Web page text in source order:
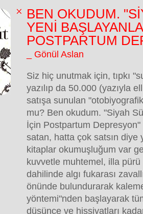
BEN OKUDUM.
YENİ
POSTPARTUM
_ Gönül Aslan
Siz hiç unutmak için, tıpkı
yazılıp da 50.000 (yazıyla
satışa sunulan
mu? Ben okudum. "Siyah
İçin Postpartum
satan, hatta çok satsın diye
kitaplar okumuşluğum var
kuvvetle muhtemel, illa
dahilinde algı fukarası
önünde bulundurarak
yöntemi"nden başlayarak
düşünce ve hissiyatları